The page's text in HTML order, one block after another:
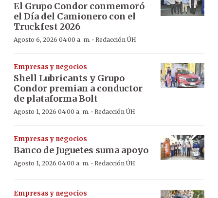
El Grupo Condor conmemoró
el Día del Camionero con el
Truckfest 2026
Agosto 6, 2026 04:00 a. m. · Redacción ÚH
Empresas y negocios
Shell Lubricants y Grupo
Condor premian a conductor
de plataforma Bolt
Agosto 1, 2026 04:00 a. m. · Redacción ÚH
Empresas y negocios
Banco de Juguetes suma apoyo
Agosto 1, 2026 04:00 a. m. · Redacción ÚH
Empresas y negocios